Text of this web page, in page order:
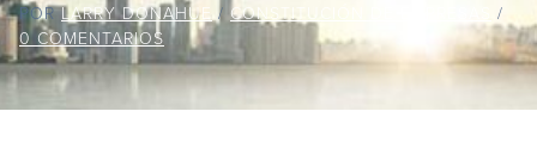
PORLARRY DONAHUE / CONSTITUCIÓN DE EMPRESAS
/
0 COMENTARIOS